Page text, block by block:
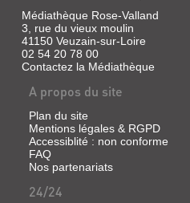
LE
CRIME
À
L'ÉCRAN
UNE
HISTOIRE
DE
L'AMÉRIQUE
Livre
Médiathèque Rose-Valland
3, rue du vieux moulin
41150 Veuzain-sur-Loire
02 54 20 78 00
Contactez la Médiathèque
A propos du site
Plan du site
Mentions légales & RGPD
Accessiblité : non conforme
FAQ
Nos partenariats
24/24